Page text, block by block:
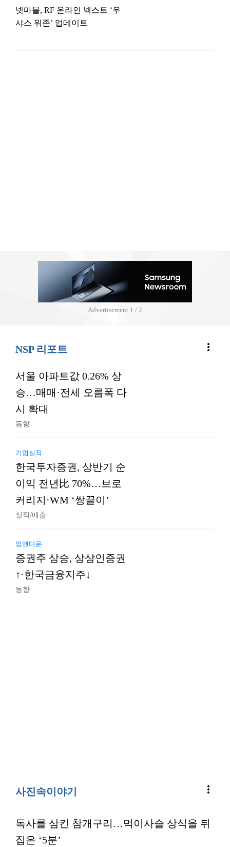
넷마블, RF 온라인 넥스트 ‘우
샤스 워존’ 업데이트
Advertisement 2 / 2
NSP 리포트 more_vert
서울 아파트값 0.26% 상
승…매매·전세 오름폭 다
시 확대
동향
기업실적
한국투자증권, 상반기 순
이익 전년比 70%…브로
커리지·WM ‘쌍끌이’
실적/매출
업앤다운
증권주 상승, 상상인증권
↑·한국금융지주↓
동향
사진속이야기 more_vert
독사를 삼킨 참개구리…먹이사슬 상식을 뒤
집은 ‘5분’